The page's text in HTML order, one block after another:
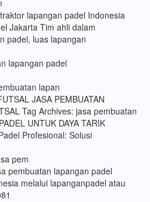
lapangan padel Indonesia
Jakarta Tim ahli dalam
padel, luas lapangan
lapangan padel
lapan
JASA PEMBUATAN
Tag Archives: jasa pembuatan
UNTUK DAYA TARIK
Profesional: Solusi
pem
pembuatan lapangan padel
melalui lapanganpadel atau